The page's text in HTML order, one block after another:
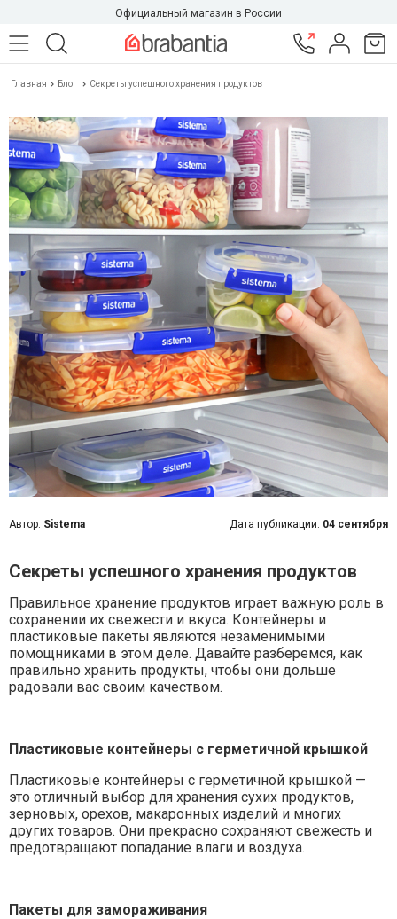
Официальный магазин в России
Главная Блог Секреты успешного хранения продуктов
Секреты успешного хранения продуктов
Правильное хранение продуктов играет важную роль в
сохранении их свежести и вкуса. Контейнеры и
пластиковые пакеты являются незаменимыми
помощниками в этом деле. Давайте разберемся, как
правильно хранить продукты, чтобы они дольше
радовали вас своим качеством.
Пластиковые контейнеры с герметичной крышкой
Пластиковые контейнеры с герметичной крышкой —
это отличный выбор для хранения сухих продуктов,
зерновых, орехов, макаронных изделий и многих
других товаров. Они прекрасно сохраняют свежесть и
предотвращают попадание влаги и воздуха.
Пакеты для замораживания
Автор: Sistema Дата публикации: 04 сентября